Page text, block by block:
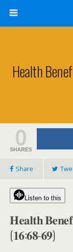
Health
0
SHARES
Share
Listen to this
𝐇𝐞𝐚𝐥𝐭𝐡
(𝟏𝟔:𝟔𝟖-𝟔𝟗)